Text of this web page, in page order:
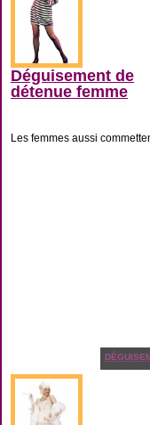
Déguisement de
détenue femme
Les femmes aussi